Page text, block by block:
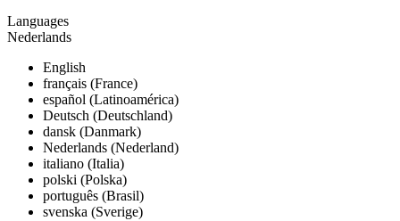
Languages
Nederlands
English
français (France)
español (Latinoamérica)
Deutsch (Deutschland)
dansk (Danmark)
Nederlands (Nederland)
italiano (Italia)
polski (Polska)
português (Brasil)
svenska (Sverige)